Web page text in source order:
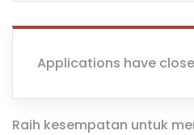
Applications have
Raih kesempatan untuk